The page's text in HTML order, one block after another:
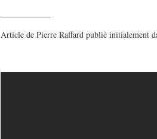
Article de Pierre Raffard publié initialement